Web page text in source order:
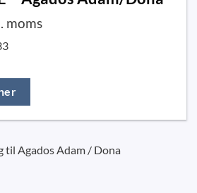
moms
Agados Adam / Dona